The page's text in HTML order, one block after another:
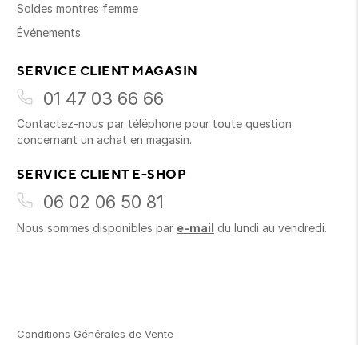
Soldes montres femme
Événements
SERVICE CLIENT MAGASIN
01 47 03 66 66
Contactez-nous par téléphone pour toute question
concernant un achat en magasin.
SERVICE CLIENT E-SHOP
06 02 06 50 81
Nous sommes disponibles par e-mail du lundi au vendredi.
Conditions Générales de Vente